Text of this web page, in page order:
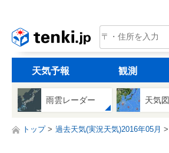
tenki.jp
天気予報 観測
雨雲レーダー 天気図
トップ 過去天気(実況天気)2016年05月